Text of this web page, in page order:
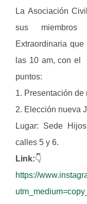
La Asociación
sus
Extraordinaria
las 10 am, con el
puntos:
1. Presentación de
2. Elección nueva
Lugar: Sede
calles 5 y 6.
Link:👇
https://